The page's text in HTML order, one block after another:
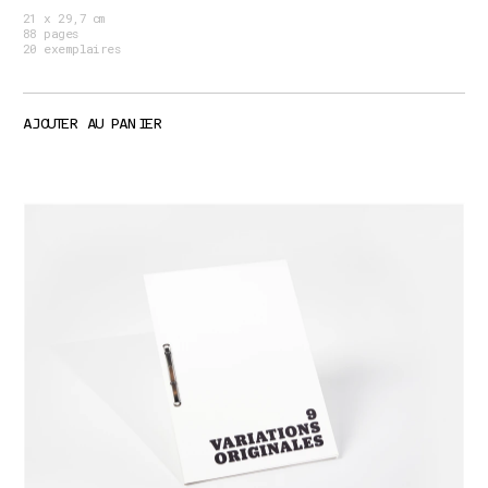
21 x 29,7 cm
88 pages
20 exemplaires
AJOUTER AU PANIER